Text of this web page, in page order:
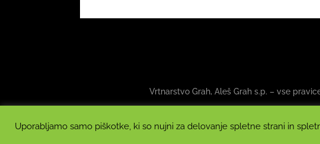
Vrtnarstvo Grah, Aleš Grah s.p. – vse
Uporabljamo samo piškotke, ki so nujni za delovanje spletne strani in